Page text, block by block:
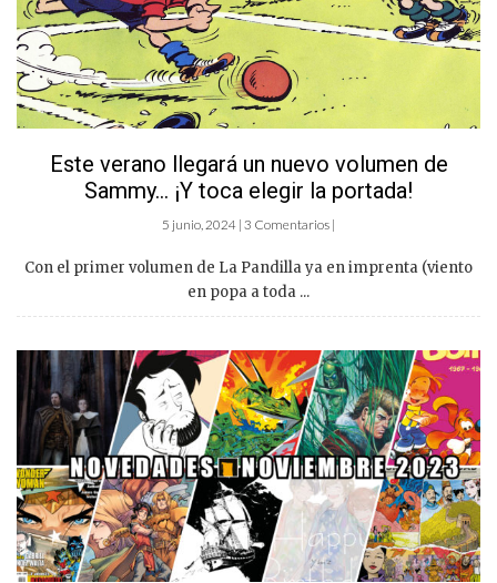
Este verano llegará un nuevo volumen de
Sammy… ¡Y toca elegir la portada!
5 junio, 2024 | 3 Comentarios |
Con el primer volumen de La Pandilla ya en imprenta (viento
en popa a toda ...